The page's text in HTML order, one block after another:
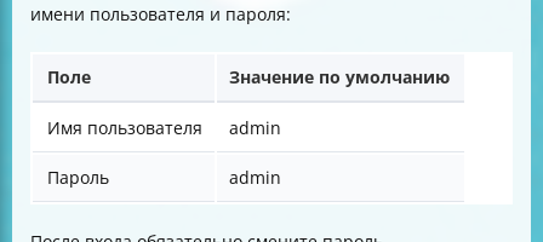
имени пользователя и пароля:
Поле Значение по умолчанию
Имя пользователя admin
Пароль admin